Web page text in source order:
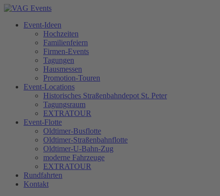
Event-Ideen
Hochzeiten
Familienfeiern
Firmen-Events
Tagungen
Hausmessen
Promotion-Touren
Event-Locations
Historisches Straßenbahndepot St. Peter
Tagungsraum
EXTRATOUR
Event-Flotte
Oldtimer-Busflotte
Oldtimer-Straßenbahnflotte
Oldtimer-U-Bahn-Zug
moderne Fahrzeuge
EXTRATOUR
Rundfahrten
Kontakt